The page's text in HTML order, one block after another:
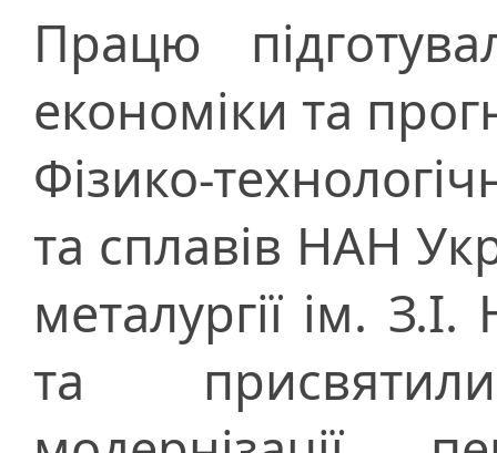
Працю
економіки та
Фізико-
та сплавів НАН
металургії ім.
та